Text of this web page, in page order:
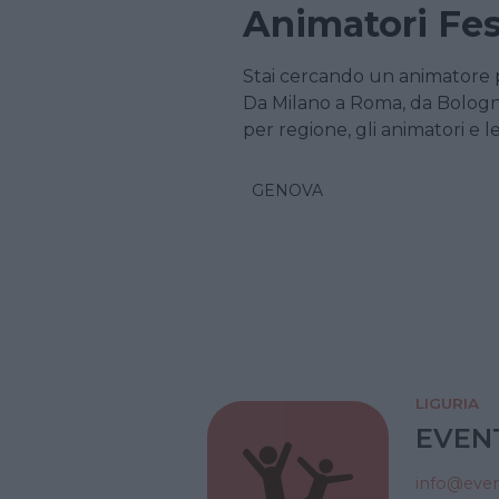
Animatori
Stai cercando un
Da Milano a Roma, da
per regione, gli animatori e
GENOVA
LIGURIA